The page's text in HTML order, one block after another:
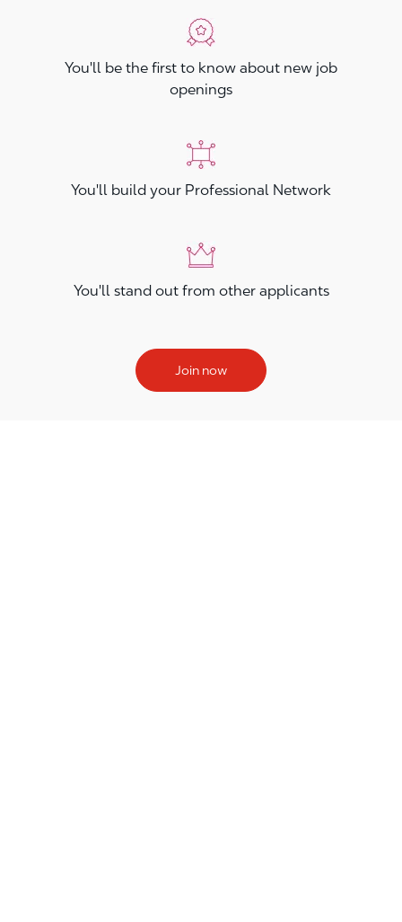
You'll be the first to know about new job
openings
You'll build your Professional Network
You'll stand out from other applicants
Join now